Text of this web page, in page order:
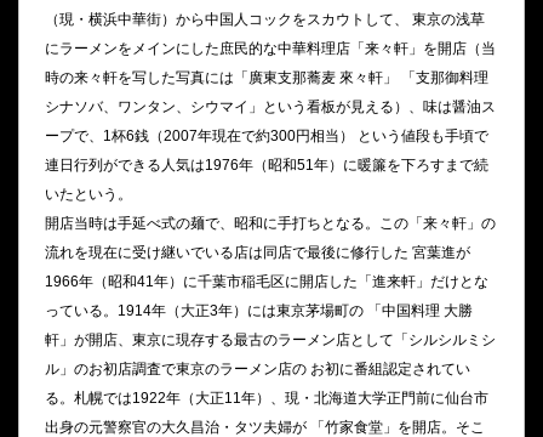
（現・横浜中華街）から中国人コックをスカウトして、 東京の浅草
にラーメンをメインにした庶民的な中華料理店「来々軒」を開店（当
時の来々軒を写した写真には「廣東支那蕎麦 來々軒」 「支那御料理
シナソバ、ワンタン、シウマイ」という看板が見える）、味は醤油ス
ープで、1杯6銭（2007年現在で約300円相当） という値段も手頃で
連日行列ができる人気は1976年（昭和51年）に暖簾を下ろすまで続
いたという。
開店当時は手延べ式の麺で、昭和に手打ちとなる。この「来々軒」の
流れを現在に受け継いでいる店は同店で最後に修行した 宮葉進が
1966年（昭和41年）に千葉市稲毛区に開店した「進来軒」だけとな
っている。1914年（大正3年）には東京茅場町の 「中国料理 大勝
軒」が開店、東京に現存する最古のラーメン店として「シルシルミシ
ル」のお初店調査で東京のラーメン店の お初に番組認定されてい
る。札幌では1922年（大正11年）、現・北海道大学正門前に仙台市
出身の元警察官の大久昌治・タツ夫婦が 「竹家食堂」を開店。そこ